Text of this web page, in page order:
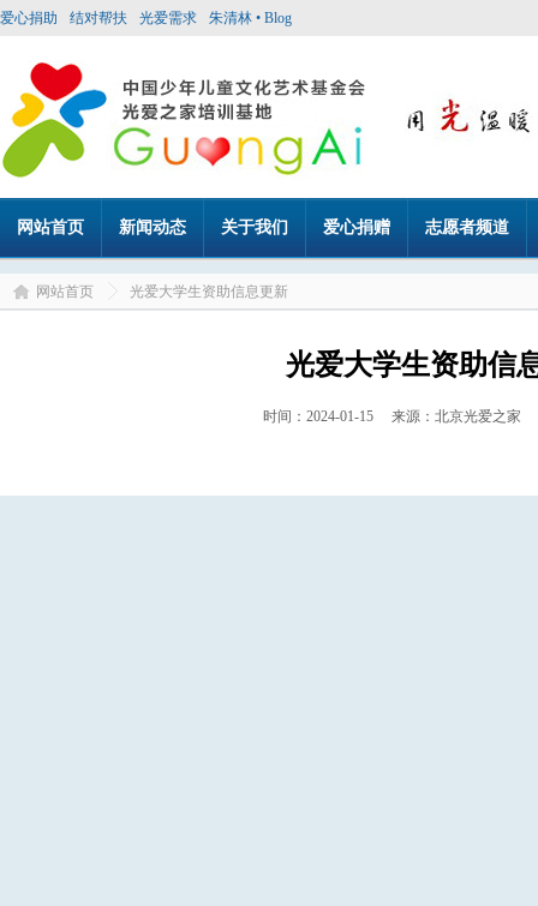
爱心捐助 结对帮扶 光爱需求 朱清林 • Blog
网站首页 新闻动态 关于我们 爱心捐赠 志愿者频道
网站首页 光爱大学生资助信息更新
光爱大学生资助信
时间：2024-01-15 来源：北京光爱之家